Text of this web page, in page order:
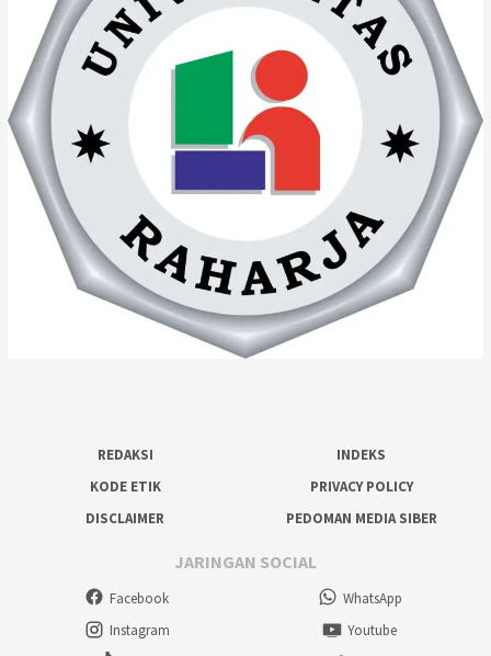
REDAKSI
INDEKS
KODE ETIK
PRIVACY POLICY
DISCLAIMER
PEDOMAN MEDIA SIBER
JARINGAN SOCIAL
Facebook
WhatsApp
Instagram
Youtube